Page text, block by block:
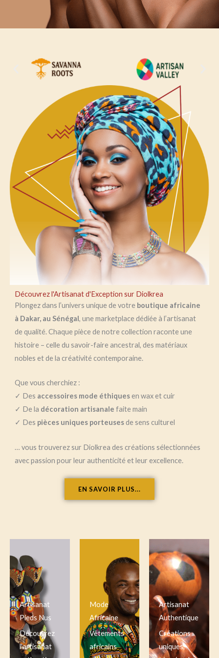
Découvrez l'Artisanat d'Exception sur Diolkrea
Plongez dans l’univers unique de votre boutique africaine
à Dakar, au Sénégal, une marketplace dédiée à l’artisanat
de qualité. Chaque pièce de notre collection raconte une
histoire – celle du savoir-faire ancestral, des matériaux
nobles et de la créativité contemporaine.
Que vous cherchiez :
✓ Des accessoires mode éthiquesen wax et cuir
✓ De la décoration artisanale faite main
✓ Des pièces uniques porteusesde sens culturel
… vous trouverez sur Diolkrea des créations sélectionnées
avec passion pour leur authenticité et leur excellence.
EN SAVOIR PLUS...
Artisanat
Pieds Nus
Découvrez
l'artisanat
Mode
Africaine
Vêtements
africains
Artisanat
Authentique
Créations
uniques,